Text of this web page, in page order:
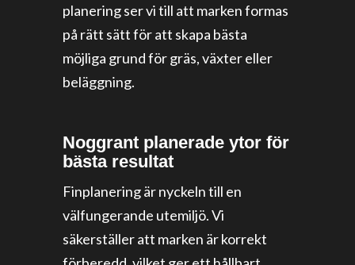
planering ser vi till att marken formas
på rätt sätt för att skapa bästa
möjliga grund för gräs, växter eller
beläggning.
Noggrant planerade ytor för
bästa resultat
Finplanering är nyckeln till en
välfungerande utemiljö. Vi
säkerställer att marken är korrekt